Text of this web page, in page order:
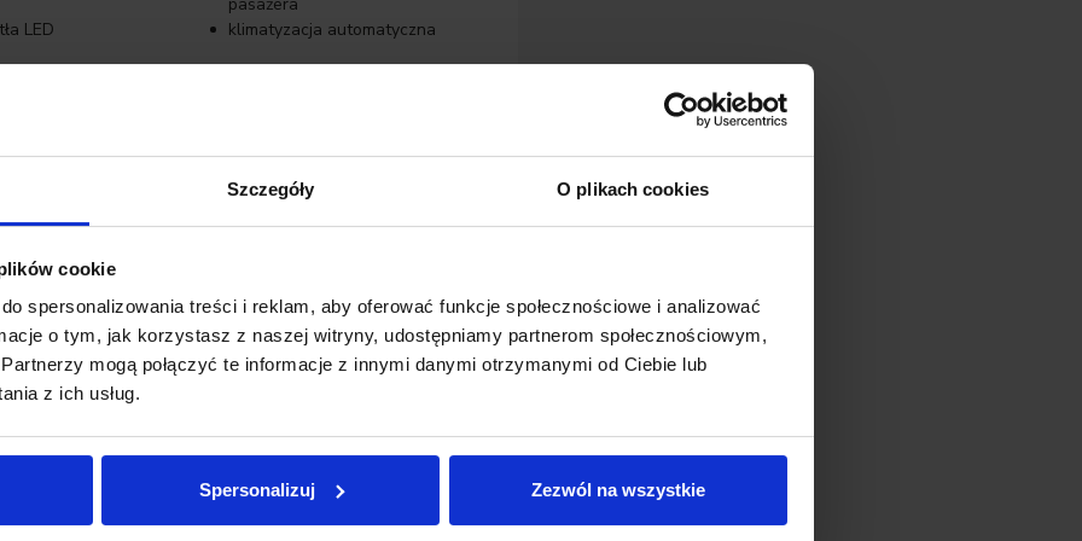
Szczegóły O plikach cookies
cookie
spersonalizowania treści i reklam, aby oferować funkcje społecznościowe i analizować
o tym, jak korzystasz z naszej witryny, udostępniamy partnerom społecznościowym,
mogą połączyć te informacje z innymi danymi otrzymanymi od Ciebie lub
z ich usług.
Spersonalizuj Zezwól na wszystkie
LED klimatyzacja automatyczna
używanych segmentu premium.
ulicy Łopuszańskiej 38 B.
wyselekcjonowanych pojazdów różnych marek, w
niskiego przebiegu oraz sprawdzoną historią
finansowania
zł
0 zł
Okres:
12 miesięcy 120 miesięcy